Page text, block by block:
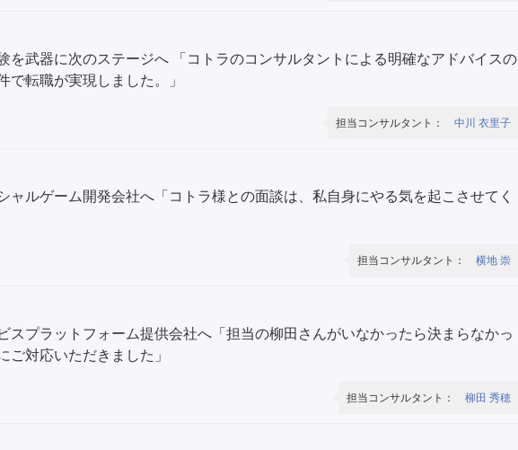
を武器に次のステージへ 「コトラのコンサルタントによる明確なアドバイスの
で転職が実現しました。」
担当コンサルタント： 中川 衣里子
ャルゲーム開発会社へ「コトラ様との面談は、私自身にやる気を起こさせてく
担当コンサルタント： 横地 崇
スプラットフォーム提供会社へ「担当の柳田さんがいなかったら決まらなかっ
ご対応いただきました」
担当コンサルタント： 柳田 秀穂